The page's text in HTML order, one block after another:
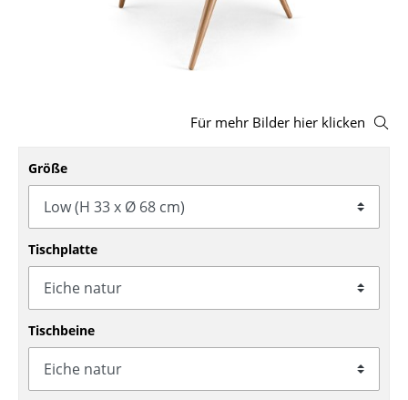
Schaukelstühle
Bürodrehstühle
Bürosessel
Einzelteile
... alle Sitzmöbel
Tische
Für mehr Bilder hier klicken
Größe
Tischplatte
Tischbeine